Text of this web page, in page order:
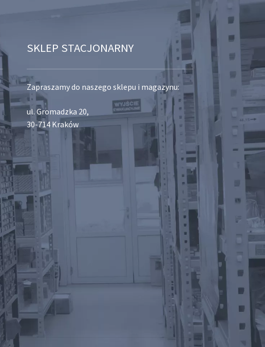
SKLEP STACJONARNY
Zapraszamy do naszego sklepu i magazynu:
ul. Gromadzka 20,
30-714 Kraków